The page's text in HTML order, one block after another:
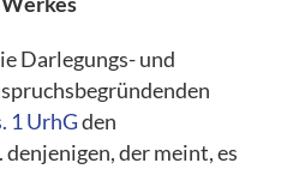
Darlegungs- und
1 UrhGden
der meint, es